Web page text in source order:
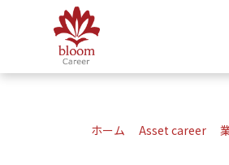
ホーム Asset career